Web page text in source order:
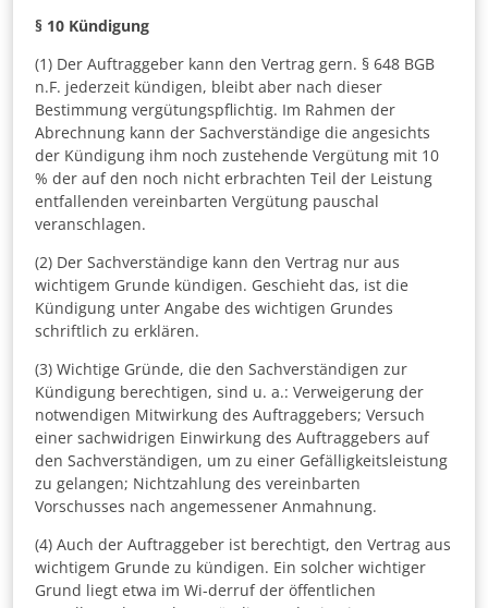
§ 10 Kündigung
(1) Der Auftraggeber kann den Vertrag gern. § 648 BGB
n.F. jederzeit kündigen, bleibt aber nach dieser
Bestimmung vergütungspflichtig. Im Rahmen der
Abrechnung kann der Sachverständige die angesichts
der Kündigung ihm noch zustehende Vergütung mit 10
% der auf den noch nicht erbrachten Teil der Leistung
entfallenden vereinbarten Vergütung pauschal
veranschlagen.
(2) Der Sachverständige kann den Vertrag nur aus
wichtigem Grunde kündigen. Geschieht das, ist die
Kündigung unter Angabe des wichtigen Grundes
schriftlich zu erklären.
(3) Wichtige Gründe, die den Sachverständigen zur
Kündigung berechtigen, sind u. a.: Verweigerung der
notwendigen Mitwirkung des Auftraggebers; Versuch
einer sachwidrigen Einwirkung des Auftraggebers auf
den Sachverständigen, um zu einer Gefälligkeitsleistung
zu gelangen; Nichtzahlung des vereinbarten
Vorschusses nach angemessener Anmahnung.
(4) Auch der Auftraggeber ist berechtigt, den Vertrag aus
wichtigem Grunde zu kündigen. Ein solcher wichtiger
Grund liegt etwa im Wi-derruf der öffentlichen